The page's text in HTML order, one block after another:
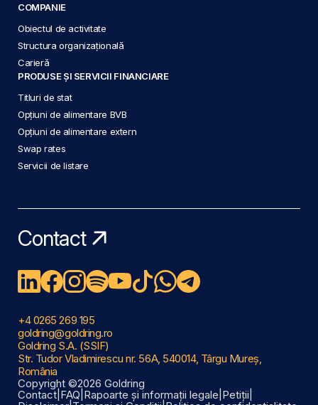
COMPANIE
Obiectul de activitate
Structura organizațională
Carieră
PRODUSE ȘI SERVICII FINANCIARE
Titluri de stat
Opțiuni de alimentare BVB
Opțiuni de alimentare extern
Swap rates
Servicii de listare
Contact
+4 0265 269 195
goldring@goldring.ro
Goldring S.A. (SSIF)
Str. Tudor Vladimirescu nr. 56A, 540014, Târgu Mureș,
România
Copyright ©2026 Goldring
Contact FAQ Rapoarte și informații legale Petiții